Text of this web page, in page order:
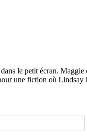
le petit écran. Maggie
une fiction où Lindsay